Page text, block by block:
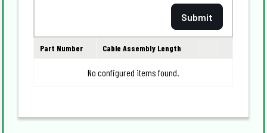
Part Number Cable Assembly Length
No configured items found.